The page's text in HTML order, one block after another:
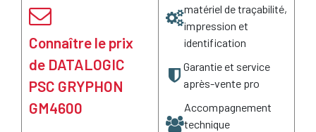
Connaître le prix
de DATALOGIC
PSC GRYPHON
GM4600
matériel de traçabilité,
impression et
identification
Garantie et service
après-vente pro
Accompagnement
technique